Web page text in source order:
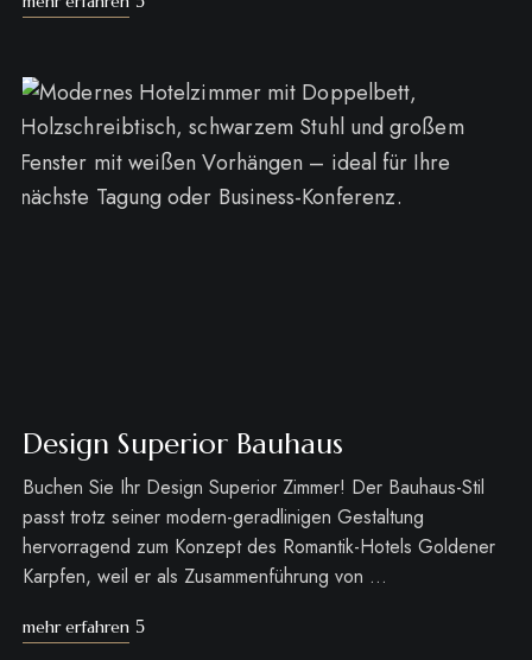
Design Superior Bauhaus
Buchen Sie Ihr Design Superior Zimmer! Der Bauhaus-Stil
passt trotz seiner modern-geradlinigen Gestaltung
hervorragend zum Konzept des Romantik-Hotels Goldener
Karpfen, weil er als Zusammenführung von …
mehr erfahren